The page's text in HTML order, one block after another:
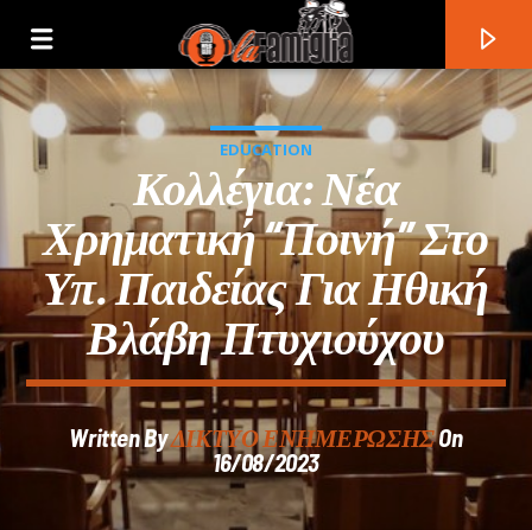
Current Track
EDUCATION
Κολλέγια: Νέα
Χρηματική “ποινή” Στο
Υπ. Παιδείας Για Ηθική
Βλάβη Πτυχιούχου
Written ByΔΙΚΤΥΟ ΕΝΗΜΕΡΩΣΗΣOn
16/08/2023